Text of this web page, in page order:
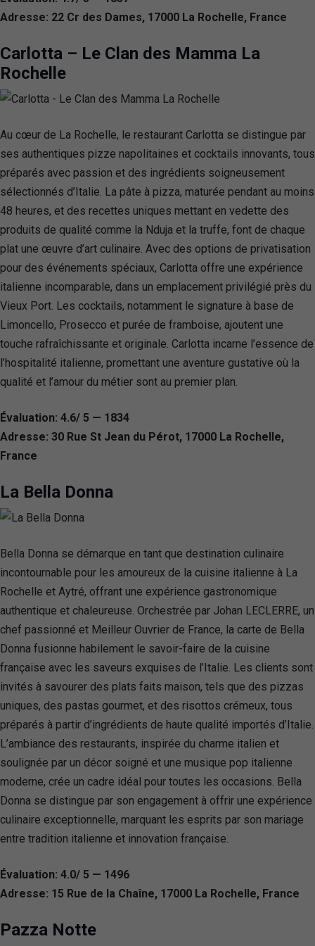
Adresse: 22 Cr des Dames, 17000 La Rochelle, France
Carlotta – Le Clan des Mamma La
Rochelle
Au cœur de La Rochelle, le restaurant Carlotta se distingue par
ses authentiques pizze napolitaines et cocktails innovants, tous
préparés avec passion et des ingrédients soigneusement
sélectionnés d’Italie. La pâte à pizza, maturée pendant au moins
48 heures, et des recettes uniques mettant en vedette des
produits de qualité comme la Nduja et la truffe, font de chaque
plat une œuvre d’art culinaire. Avec des options de privatisation
pour des événements spéciaux, Carlotta offre une expérience
italienne incomparable, dans un emplacement privilégié près du
Vieux Port. Les cocktails, notamment le signature à base de
Limoncello, Prosecco et purée de framboise, ajoutent une
touche rafraîchissante et originale. Carlotta incarne l’essence de
l’hospitalité italienne, promettant une aventure gustative où la
qualité et l’amour du métier sont au premier plan.
Évaluation: 4.6/ 5 — 1834
Adresse: 30 Rue St Jean du Pérot, 17000 La Rochelle,
France
La Bella Donna
Bella Donna se démarque en tant que destination culinaire
incontournable pour les amoureux de la cuisine italienne à La
Rochelle et Aytré, offrant une expérience gastronomique
authentique et chaleureuse. Orchestrée par Johan LECLERRE, un
chef passionné et Meilleur Ouvrier de France, la carte de Bella
Donna fusionne habilement le savoir-faire de la cuisine
française avec les saveurs exquises de l’Italie. Les clients sont
invités à savourer des plats faits maison, tels que des pizzas
uniques, des pastas gourmet, et des risottos crémeux, tous
préparés à partir d’ingrédients de haute qualité importés d’Italie.
L’ambiance des restaurants, inspirée du charme italien et
soulignée par un décor soigné et une musique pop italienne
moderne, crée un cadre idéal pour toutes les occasions. Bella
Donna se distingue par son engagement à offrir une expérience
culinaire exceptionnelle, marquant les esprits par son mariage
entre tradition italienne et innovation française.
Évaluation: 4.0/ 5 — 1496
Adresse: 15 Rue de la Chaîne, 17000 La Rochelle, France
Pazza Notte